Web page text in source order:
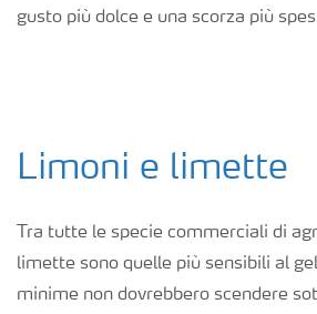
gusto più dolce e una scorza più
Limoni e limette
Tra tutte le specie commerciali di
limette sono quelle più sensibili al
minime non dovrebbero scendere